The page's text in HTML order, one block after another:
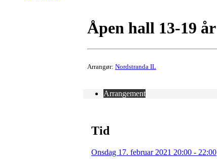
Åpen hall 13-19 år
Arrangør: Nordstranda IL
Arrangement
Tid
Onsdag 17. februar 2021 20:00 - 22:00